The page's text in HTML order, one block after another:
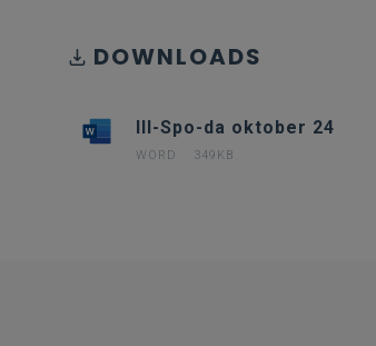
DOWNLOADS
III-Spo-da oktober 24
WORD 349KB